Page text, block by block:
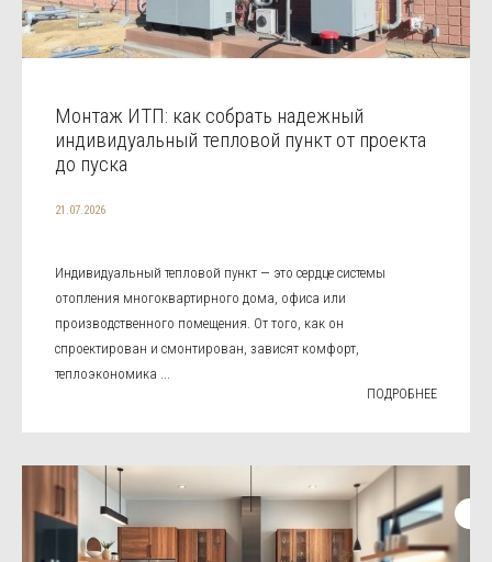
Монтаж ИТП: как собрать надежный
индивидуальный тепловой пункт от проекта
до пуска
21.07.2026
Индивидуальный тепловой пункт — это сердце системы
отопления многоквартирного дома, офиса или
производственного помещения. От того, как он
спроектирован и смонтирован, зависят комфорт,
теплоэкономика ...
ПОДРОБНЕЕ